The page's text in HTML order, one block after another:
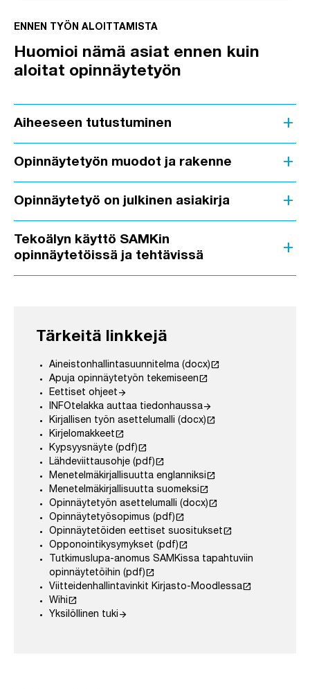
ENNEN TYÖN ALOITTAMISTA
Huomioi nämä asiat ennen kuin
aloitat opinnäytetyön
Aiheeseen tutustuminen add
Opinnäytetyön muodot ja rakenne add
Opinnäytetyö on julkinen asiakirja add
Tekoälyn käyttö SAMKin
opinnäytetöissä ja tehtävissä
add
Tärkeitä linkkejä
Aineistonhallintasuunnitelma (docx)launch
Apuja opinnäytetyön tekemiseenlaunch
Eettiset ohjeet arrow_forward
INFOtelakka auttaa tiedonhaussaarrow_forward
Kirjallisen työn asettelumalli (docx)launch
Kirjelomakkeetlaunch
Kypsyysnäyte (pdf)launch
Lähdeviittausohje (pdf)launch
Menetelmäkirjallisuutta englanniksilaunch
Menetelmäkirjallisuutta suomeksilaunch
Opinnäytetyön asettelumalli (docx)launch
Opinnäytetyösopimus (pdf)launch
Opinnäytetöiden eettiset suosituksetlaunch
Opponointikysymykset (pdf)launch
Tutkimuslupa-anomus SAMKissa tapahtuviin
opinnäytetöihin (pdf)launch
Viitteidenhallintavinkit Kirjasto-Moodlessalaunch
Wihilaunch
Yksilöllinen tuki arrow_forward